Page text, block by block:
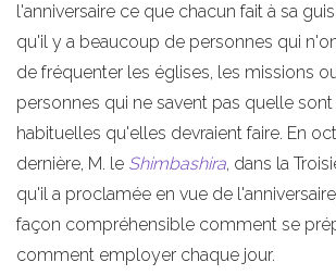
l'anniversaire ce que chacun fait à sa
qu'il y a beaucoup de personnes qui
de fréquenter les églises, les missions
personnes qui ne savent pas quelle
habituelles qu'elles devraient faire. En
dernière, M. le Shimbashira, dans la
qu'il a proclamée en vue de
façon compréhensible comment se
comment employer chaque jour.